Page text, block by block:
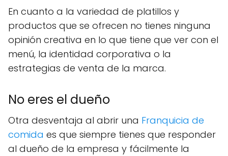
En cuanto a la variedad de platillos y
productos que se ofrecen no tienes ninguna
opinión creativa en lo que tiene que ver con el
menú, la identidad corporativa o la
estrategias de venta de la marca.
No eres el dueño
Otra desventaja al abrir una Franquicia de
comida es que siempre tienes que responder
al dueño de la empresa y fácilmente la